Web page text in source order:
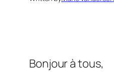
Bonjour à tous,